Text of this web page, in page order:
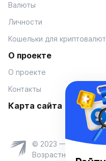
Валюты
Личности
Кошельки для криптовалют
О проекте
О проекте
Контакты
Карта сайта
© 2023 — Coinmania
Возрастное